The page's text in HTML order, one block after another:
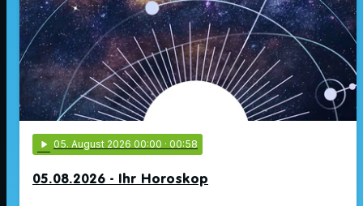
play_arrow 05. August 2026 00:00 · 00:58
05.08.2026 - Ihr Horoskop